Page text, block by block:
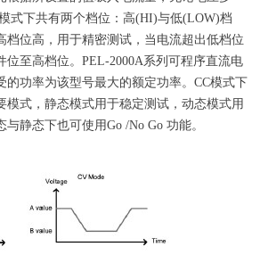
式下共有两个档位：高(HI)与低(LOW)档
档位高，用于精密测试，当电流超出低档位
位至高档位。PEL-2000A系列可程序直流电
的功率为该型号最大的额定功率。CC模式下
模式，静态模式用于稳定测试，动态模式用
静态下也可使用Go /No Go 功能。